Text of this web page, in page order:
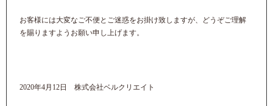
お客様には大変なご不便とご迷惑をお掛け致しますが、どうぞご理解
を賜りますようお願い申し上げます。
2020年4月12日 株式会社ベルクリエイト